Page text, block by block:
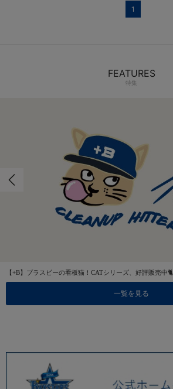
1
FEATURES
特集
【+B】プラスビーの看板猫！CATシリーズ、好評販売中🐈
一覧を見る